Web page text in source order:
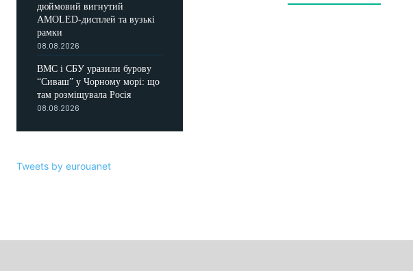
дюймовий вигнутий
AMOLED-дисплей та вузькі
рамки
08.08.2026
ВМС і СБУ уразили бурову
“Сиваш” у Чорному морі: що
там розміщувала Росія
08.08.2026
Tweets by eurouanet